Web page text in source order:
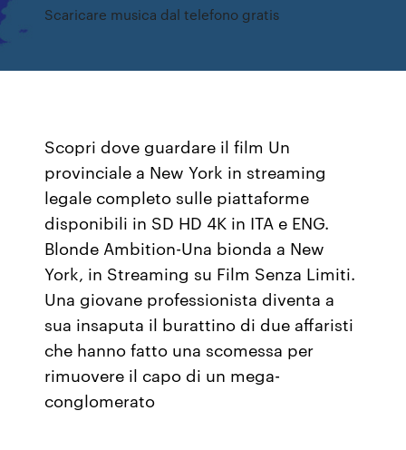
Scaricare musica dal telefono gratis
Scopri dove guardare il film Un
provinciale a New York in streaming
legale completo sulle piattaforme
disponibili in SD HD 4K in ITA e ENG.
Blonde Ambition-Una bionda a New
York, in Streaming su Film Senza Limiti.
Una giovane professionista diventa a
sua insaputa il burattino di due affaristi
che hanno fatto una scomessa per
rimuovere il capo di un mega-
conglomerato